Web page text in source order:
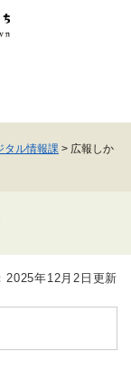
タル情報課 > 広報しか
2025年12月2日更新